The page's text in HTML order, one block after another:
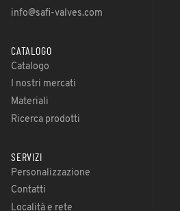
info@safi-valves.com
CATALOGO
Catalogo
I nostri mercati
Materiali
Ricerca prodotti
SERVIZI
Personalizzazione
Contatti
Località e rete